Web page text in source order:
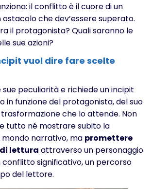
il conflitto è il cuore di un
ostacolo che dev’essere superato.
il protagonista? Quali saranno le
sue azioni?
vuol dire fare scelte
sue peculiarità e richiede un incipit
in funzione del protagonista, del suo
che lo attende. Non
tutto né mostrare subito la
narrativo, ma promettere
di lettura attraverso un personaggio
conflitto significativo, un percorso
del lettore.